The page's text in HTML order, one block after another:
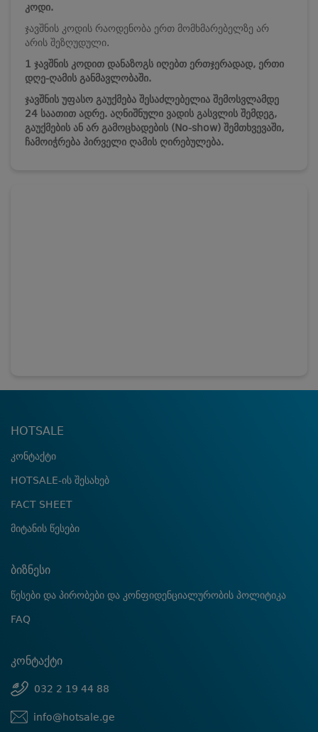
კოდი.
ჯავშნის კოდის რაოდენობა ერთ მომხმარებელზე არ
არის შეზღუდული.
1 ჯავშნის კოდით დანაზოგს იღებთ ერთჯერადად, ერთი
დღე-ღამის განმავლობაში.
ჯავშნის უფასო გაუქმება შესაძლებელია შემოსვლამდე
24 საათით ადრე. აღნიშნული ვადის გასვლის შემდეგ,
გაუქმების ან არ გამოცხადების (No-show) შემთხვევაში,
ჩამოიჭრება პირველი ღამის ღირებულება.
HOTSALE
კონტაქტი
HOTSALE-ის შესახებ
FACT SHEET
მიტანის წესები
ბიზნესი
წესები და პირობები და კონფიდენციალურობის პოლიტიკა
FAQ
კონტაქტი
032 2 19 44 88
info@hotsale.ge